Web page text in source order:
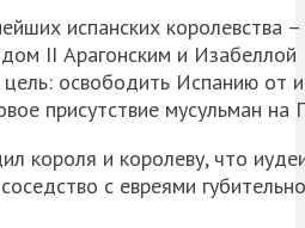
испанских
II Арагонским и Изабеллой
освободить Испанию от
присутствие мусульман
короля и королеву, что
с евреями